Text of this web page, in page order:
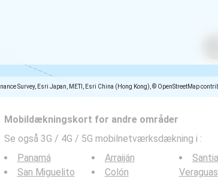
Survey, Esri Japan, METI, Esri China (Hong Kong), © OpenStreetMap
Mobildækningskort for andre områder
Se også 3G / 4G / 5G mobilnetværksdækning i :
Panamá
San Miguelito
Arraiján
Colón
Veraguas